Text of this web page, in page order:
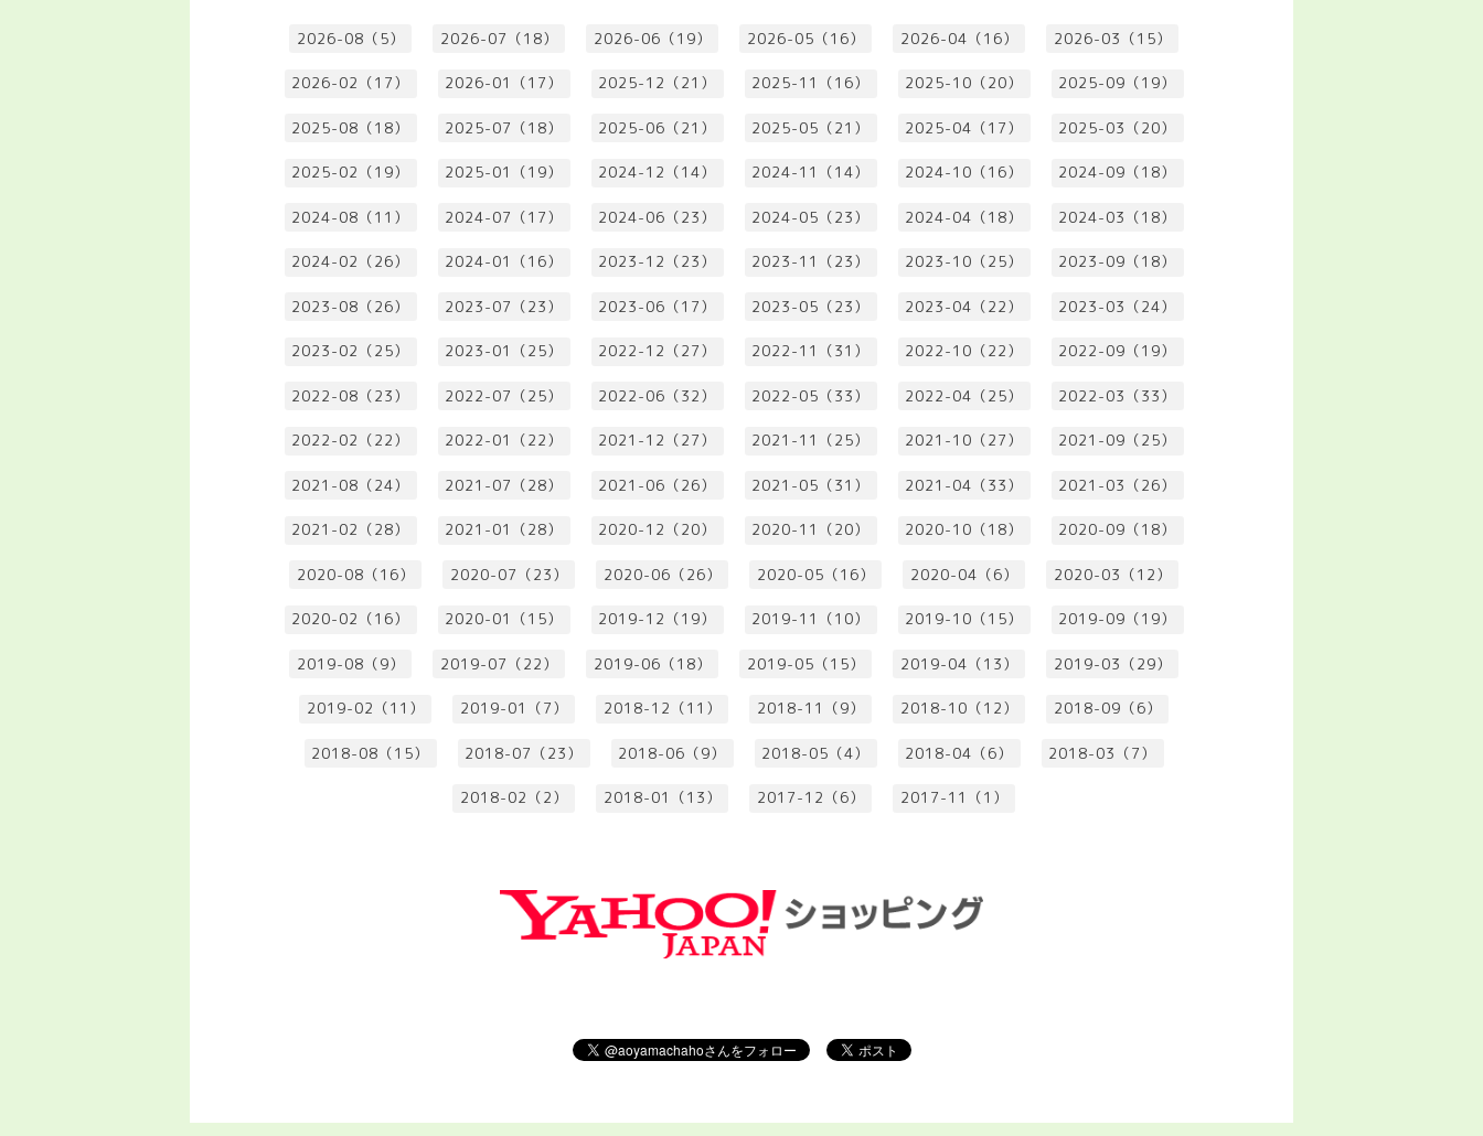
2026-08（5） 2026-07（18） 2026-06（19） 2026-05（16） 2026-04（16） 2026-03（15）
2026-02（17） 2026-01（17） 2025-12（21） 2025-11（16） 2025-10（20） 2025-09（19）
2025-08（18） 2025-07（18） 2025-06（21） 2025-05（21） 2025-04（17） 2025-03（20）
2025-02（19） 2025-01（19） 2024-12（14） 2024-11（14） 2024-10（16） 2024-09（18）
2024-08（11） 2024-07（17） 2024-06（23） 2024-05（23） 2024-04（18） 2024-03（18）
2024-02（26） 2024-01（16） 2023-12（23） 2023-11（23） 2023-10（25） 2023-09（18）
2023-08（26） 2023-07（23） 2023-06（17） 2023-05（23） 2023-04（22） 2023-03（24）
2023-02（25） 2023-01（25） 2022-12（27） 2022-11（31） 2022-10（22） 2022-09（19）
2022-08（23） 2022-07（25） 2022-06（32） 2022-05（33） 2022-04（25） 2022-03（33）
2022-02（22） 2022-01（22） 2021-12（27） 2021-11（25） 2021-10（27） 2021-09（25）
2021-08（24） 2021-07（28） 2021-06（26） 2021-05（31） 2021-04（33） 2021-03（26）
2021-02（28） 2021-01（28） 2020-12（20） 2020-11（20） 2020-10（18） 2020-09（18）
2020-08（16） 2020-07（23） 2020-06（26） 2020-05（16） 2020-04（6） 2020-03（12）
2020-02（16） 2020-01（15） 2019-12（19） 2019-11（10） 2019-10（15） 2019-09（19）
2019-08（9） 2019-07（22） 2019-06（18） 2019-05（15） 2019-04（13） 2019-03（29）
2019-02（11） 2019-01（7） 2018-12（11） 2018-11（9） 2018-10（12） 2018-09（6）
2018-08（15） 2018-07（23） 2018-06（9） 2018-05（4） 2018-04（6） 2018-03（7）
2018-02（2） 2018-01（13） 2017-12（6） 2017-11（1）